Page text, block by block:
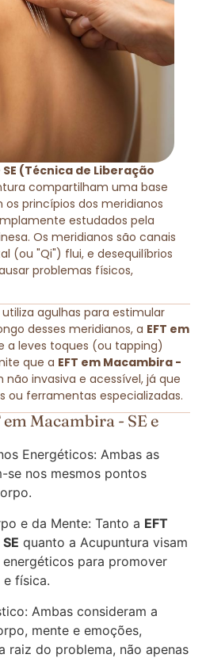
(Técnica de Liberação
compartilham uma base
princípios dos meridianos
estudados pela
Os meridianos são canais
(ou "Qi") flui, e desequilíbrios
problemas físicos,
agulhas para estimular
desses meridianos, a EFT em
a leves toques (ou tapping)
que a EFT em Macambira -
invasiva e acessível, já que
ou ferramentas especializadas.
Macambira - SE e
Energéticos: Ambas as
se nos mesmos pontos
e da Mente: Tanto a EFT
quanto a Acupuntura visam
para promover
e física.
Ambas consideram a
mente e emoções,
raiz do problema, não apenas